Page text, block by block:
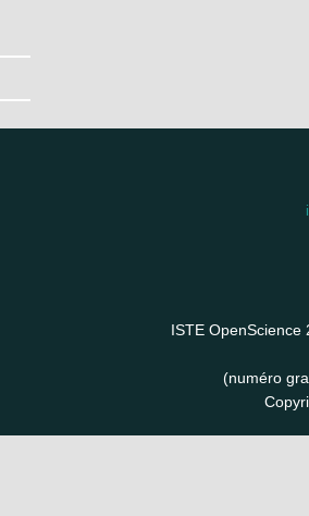
ISTE OpenScience
(numéro